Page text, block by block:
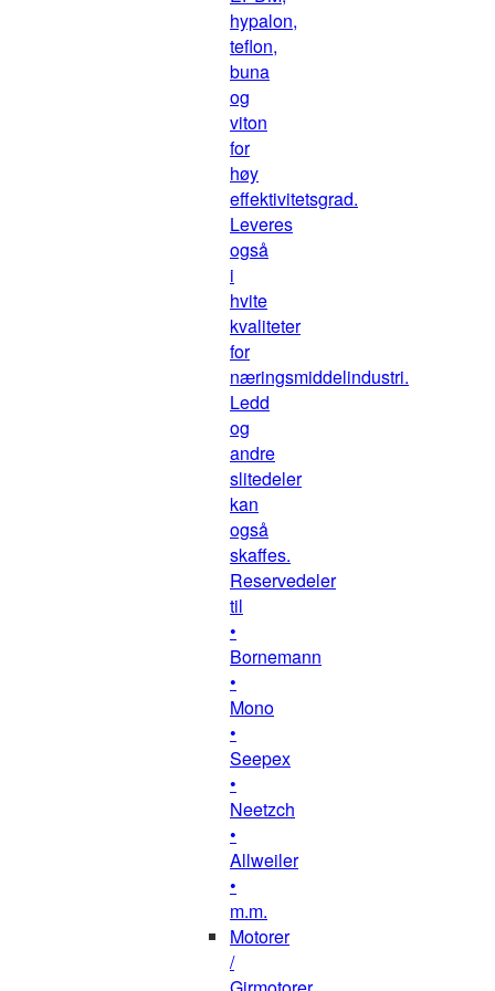
hypalon,
teflon,
buna
og
viton
for
høy
effektivitetsgrad.
Leveres
også
i
hvite
kvaliteter
for
næringsmiddelindustri.
Ledd
og
andre
slitedeler
kan
også
skaffes.
Reservedeler
til
•
Bornemann
•
Mono
•
Seepex
•
Neetzch
•
Allweiler
•
m.m.
Motorer
/